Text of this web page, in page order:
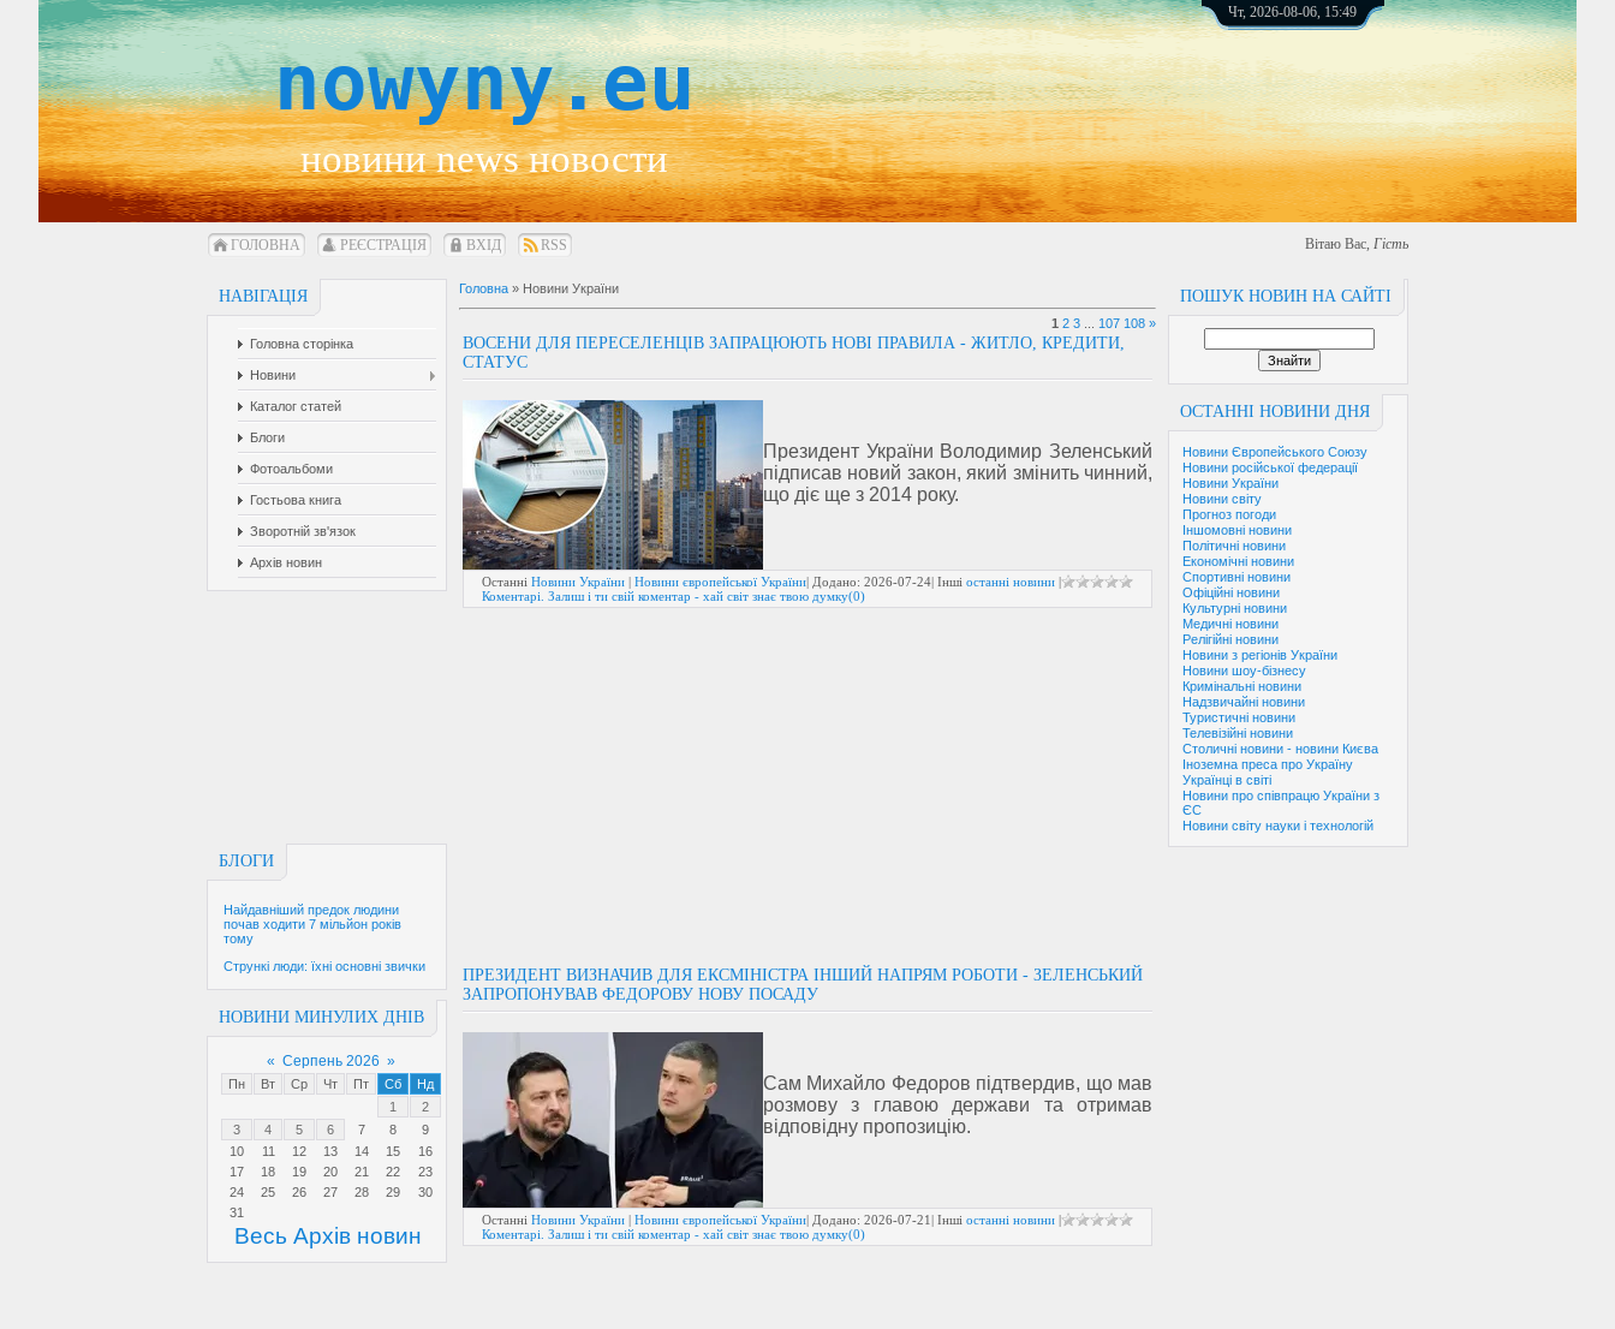
nowyny.eu
новини news новости
Чт, 2026-08-06, 15:49
ГОЛОВНА РЕЄСТРАЦІЯ ВХІД RSS Вітаю Вас, Гість
НАВІГАЦІЯ
Головна сторінка
Новини
Каталог статей
Блоги
Фотоальбоми
Гостьова книга
Зворотній зв'язок
Архів новин
БЛОГИ
Найдавніший предок людини
почав ходити 7 мільйон років
тому
Стрункі люди: їхні основні звички
НОВИНИ МИНУЛИХ ДНІВ
« Серпень 2026 »
Пн Вт Ср Чт Пт Сб
Нд
1
2
3
4 5 6 7 8
9
10
11 12 13 14 15
16
17
18 19 20 21 22
23
24
25 26 27 28 29
30
31
Весь Архів новин
ПОШУК НОВИН НА САЙТІ
ОСТАННІ НОВИНИ ДНЯ
Новини Європейського Союзу
Новини російської федерації
Новини України
Новини світу
Прогноз погоди
Іншомовні новини
Політичні новини
Економічні новини
Спортивні новини
Офіційні новини
Культурні новини
Медичні новини
Релігійні новини
Новини з регіонів України
Новини шоу-бізнесу
Кримінальні новини
Надзвичайні новини
Туристичні новини
Телевізійні новини
Столичні новини - новини Києва
Іноземна преса про Україну
Українці в світі
Новини про співпрацю України з
ЄС
Новини світу науки і технологій
Головна » Новини України
1 2 3 107 108 »
ВОСЕНИ ДЛЯ ПЕРЕСЕЛЕНЦІВ ЗАПРАЦЮЮТЬ НОВІ ПРАВИЛА - ЖИТЛО, КРЕДИТИ,
СТАТУС
Президент України Володимир Зеленський
підписав новий закон, який змінить чинний,
що діє ще з 2014 року.
Останні Новини України | Новини європейської України| Додано: 2026-07-24| Інші останні новини |
Коментарі. Залиш і ти свій коментар - хай світ знає твою думку(0)
ПРЕЗИДЕНТ ВИЗНАЧИВ ДЛЯ ЕКСМІНІСТРА ІНШИЙ НАПРЯМ РОБОТИ - ЗЕЛЕНСЬКИЙ
ЗАПРОПОНУВАВ ФЕДОРОВУ НОВУ ПОСАДУ
Сам Михайло Федоров підтвердив, що мав
розмову з главою держави та отримав
відповідну пропозицію.
Останні Новини України | Новини європейської України| Додано: 2026-07-21| Інші останні новини |
Коментарі. Залиш і ти свій коментар - хай світ знає твою думку(0)